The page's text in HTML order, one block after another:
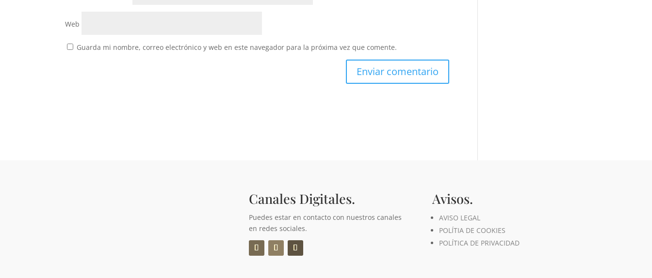
Web
Guarda mi nombre, correo electrónico y web en este navegador para la próxima vez que comente.
Canales Digitales.
Puedes estar en contacto con nuestros canales
en redes sociales.
Avisos.
AVISO LEGAL
POLÍTIA DE COOKIES
POLÍTICA DE PRIVACIDAD